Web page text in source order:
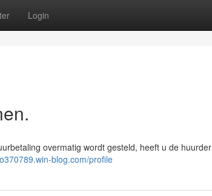
Login
overmatig wordt gesteld, heeft u de huurder
blog.com/profile